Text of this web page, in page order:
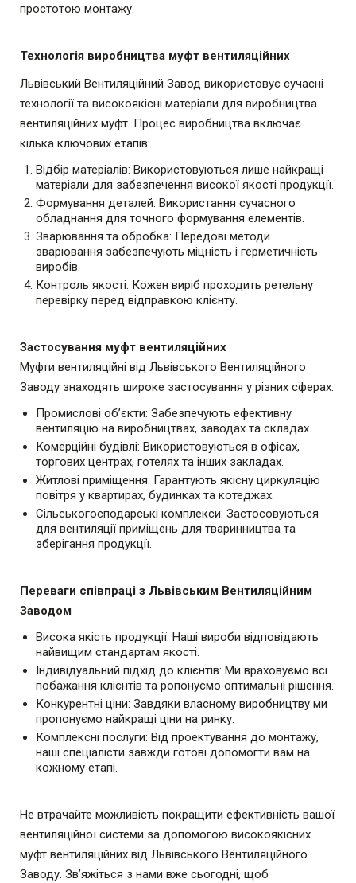
простотою монтажу.
Технологія виробництва муфт вентиляційних
Львівський Вентиляційний Завод використовує сучасні
технології та високоякісні матеріали для виробництва
вентиляційних муфт. Процес виробництва включає
кілька ключових етапів:
Відбір матеріалів: Використовуються лише найкращі
матеріали для забезпечення високої якості продукції.
Формування деталей: Використання сучасного
обладнання для точного формування елементів.
Зварювання та обробка: Передові методи
зварювання забезпечують міцність і герметичність
виробів.
Контроль якості: Кожен виріб проходить ретельну
перевірку перед відправкою клієнту.
Застосування муфт вентиляційних
Муфти вентиляційні від Львівського Вентиляційного
Заводу знаходять широке застосування у різних сферах:
Промислові об’єкти: Забезпечують ефективну
вентиляцію на виробництвах, заводах та складах.
Комерційні будівлі: Використовуються в офісах,
торгових центрах, готелях та інших закладах.
Житлові приміщення: Гарантують якісну циркуляцію
повітря у квартирах, будинках та котеджах.
Сільськогосподарські комплекси: Застосовуються
для вентиляції приміщень для тваринництва та
зберігання продукції.
Переваги співпраці з Львівським Вентиляційним
Заводом
Висока якість продукції: Наші вироби відповідають
найвищим стандартам якості.
Індивідуальний підхід до клієнтів: Ми враховуємо всі
побажання клієнтів та ропонуємо оптимальні рішення.
Конкурентні ціни: Завдяки власному виробництву ми
пропонуємо найкращі ціни на ринку.
Комплексні послуги: Від проектування до монтажу,
наші спеціалісти завжди готові допомогти вам на
кожному етапі.
Не втрачайте можливість покращити ефективність вашої
вентиляційної системи за допомогою високоякісних
муфт вентиляційних від Львівського Вентиляційного
Заводу. Зв’яжіться з нами вже сьогодні, щоб